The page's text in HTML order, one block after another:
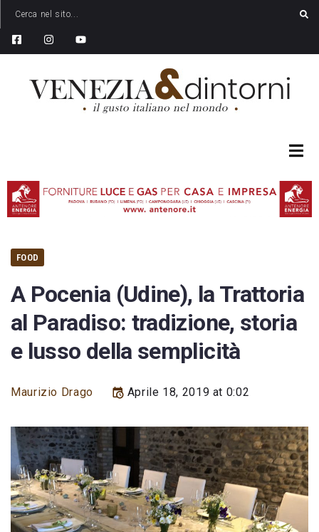
FOOD
A Pocenia (Udine), la Trattoria
al Paradiso: tradizione, storia
e lusso della semplicità
Maurizio Drago Aprile 18, 2019 at 0:02